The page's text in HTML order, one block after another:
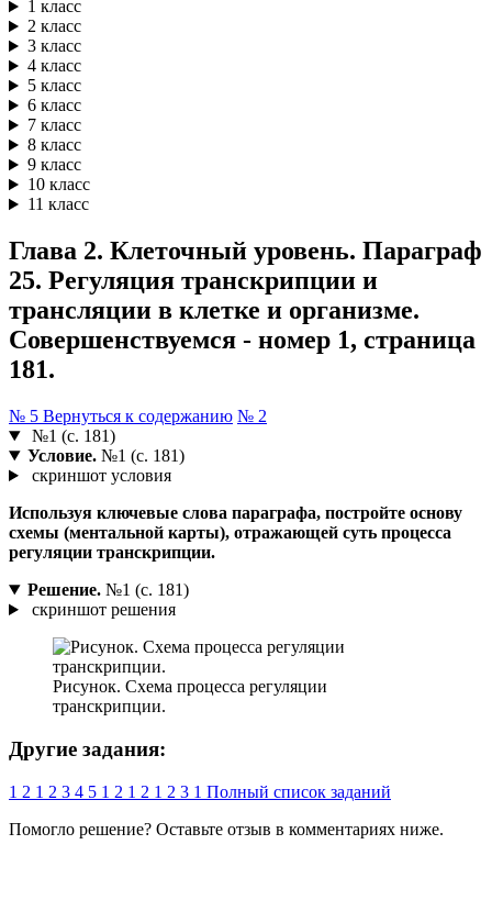
1 класс
2 класс
3 класс
4 класс
5 класс
6 класс
7 класс
8 класс
9 класс
10 класс
11 класс
Глава 2. Клеточный уровень. Параграф
25. Регуляция транскрипции и
трансляции в клетке и организме.
Совершенствуемся - номер 1, страница
181.
№ 5 Вернуться к содержанию № 2
№1 (с. 181)
Условие.№1 (с. 181)
скриншот условия
Используя ключевые слова параграфа, постройте основу
схемы (ментальной карты), отражающей суть процесса
регуляции транскрипции.
Решение.№1 (с. 181)
скриншот решения
Рисунок. Схема процесса регуляции
транскрипции.
Другие задания:
1 2 1 2 3 4 5 1 2 1 2 1 2 3 1 Полный список заданий
Помогло решение? Оставьте отзыв в комментариях ниже.